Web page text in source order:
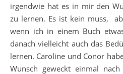
irgendwie hat es in mir den
zu lernen. Es ist kein muss,
wenn ich in einem Buch
danach vielleicht auch das
lernen. Caroline und Conor
Wunsch geweckt einmal